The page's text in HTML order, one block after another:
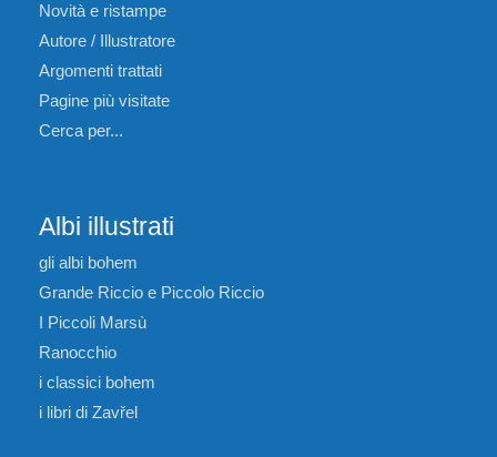
Novità e ristampe
Autore / Illustratore
Argomenti trattati
Pagine più visitate
Cerca per...
Albi illustrati
gli albi bohem
Grande Riccio e Piccolo Riccio
I Piccoli Marsù
Ranocchio
i classici bohem
i libri di Zavřel